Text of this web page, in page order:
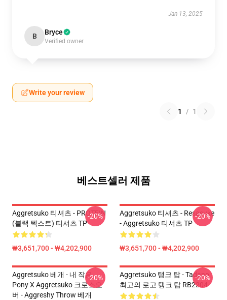
Jan 13, 2025
B Bryce
Verified owner
Write your review
1 / 1
베스트셀러 제품
Aggretsuko 티셔츠 - PROTEIN
(블랙 텍스트) 티셔츠 TP
₩3,651,700 - ₩4,202,900
-20%
Aggretsuko 티셔츠 - Resasuke
- Aggretsuko 티셔츠 TP
₩3,651,700 - ₩4,202,900
-20%
Aggretsuko 베개 - 내 작은
Pony X Aggretsuko 크로스오
버 - Aggreshy Throw 베개
-20%
Aggretsuko 탱크 탑 - Tadano
최고의 로고 탱크 탑 RB2204
-20%